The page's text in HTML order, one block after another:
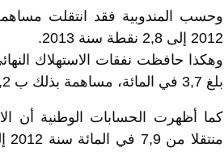
2012 إلى 2,8 نقطة سنة 2013.
بلغ 3,7 في المائة، مساهمة بذلك ب 2,2 نقطة في النمو.
كما أظهرت الحسابات الوطنية أن